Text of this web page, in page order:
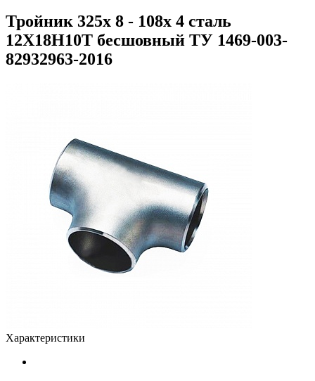
Тройник 325х 8 - 108х 4 сталь
12Х18Н10Т бесшовный ТУ 1469-003-
82932963-2016
Характеристики